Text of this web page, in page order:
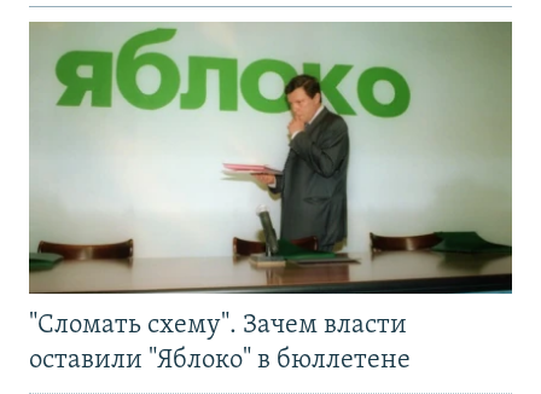
"Сломать схему". Зачем власти
оставили "Яблоко" в бюллетене